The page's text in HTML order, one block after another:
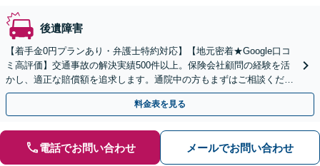
後遺障害
【着手金0円プランあり・弁護士特約対応】【地元密着★Google口コ
ミ高評価】交通事故の解決実績500件以上。保険会社顧問の経験を活
かし、適正な賠償額を追求します。通院中の方もまずはご相談くださ
い【休日・夜間相談可】【駐車場あり】
料金表を見る
電話でお問い合わせ メールでお問い合わせ